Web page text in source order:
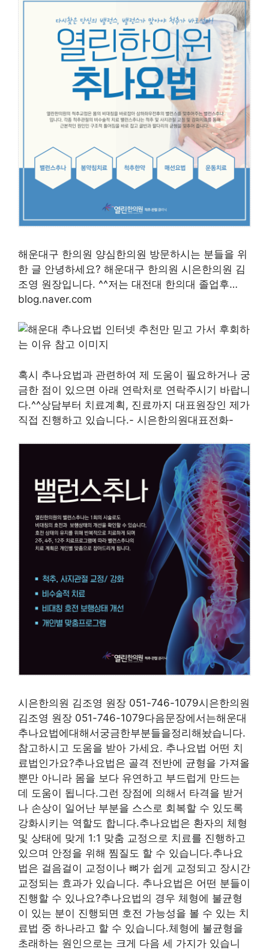
해운대구 한의원 양심한의원 방문하시는 분들을 위
한 글 안녕하세요? 해운대구 한의원 시은한의원 김
조영 원장입니다. ^^저는 대전대 한의대 졸업후…
blog.naver.com
혹시 추나요법과 관련하여 제 도움이 필요하거나 궁
금한 점이 있으면 아래 연락처로 연락주시기 바랍니
다.^^상담부터 치료계획, 진료까지 대표원장인 제가
직접 진행하고 있습니다.- 시은한의원대표전화-
시은한의원 김조영 원장 051-746-1079시은한의원
김조영 원장 051-746-1079다음문장에서는해운대
추나요법에대해서궁금한부분들을정리해놨습니다.
참고하시고 도움을 받아 가세요. 추나요법 어떤 치
료법인가요?추나요법은 골격 전반에 균형을 가져올
뿐만 아니라 몸을 보다 유연하고 부드럽게 만드는
데 도움이 됩니다.그런 장점에 의해서 타격을 받거
나 손상이 일어난 부분을 스스로 회복할 수 있도록
강화시키는 역할도 합니다.추나요법은 환자의 체형
및 상태에 맞게 1:1 맞춤 교정으로 치료를 진행하고
있으며 안정을 위해 찜질도 할 수 있습니다.추나요
법은 걸음걸이 교정이나 뼈가 쉽게 교정되고 장시간
교정되는 효과가 있습니다. 추나요법은 어떤 분들이
진행할 수 있나요?추나요법의 경우 체형에 불균형
이 있는 분이 진행되면 호전 가능성을 볼 수 있는 치
료법 중 하나라고 할 수 있습니다.체형에 불균형을
초래하는 원인으로는 크게 다음 세 가지가 있습니